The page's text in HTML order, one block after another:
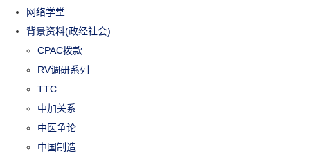
网络学堂
背景资料(政经社会)
CPAC拨款
RV调研系列
TTC
中加关系
中医争论
中国制造